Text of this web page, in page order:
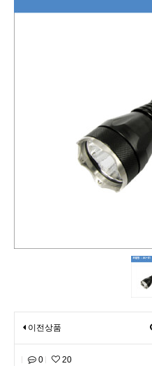
이전상품
0 20